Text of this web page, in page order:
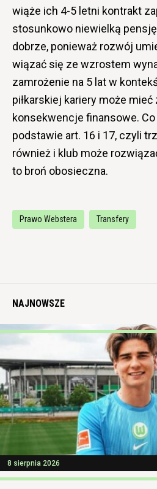
wiąże ich 4-5 letni kontrakt
stosunkowo niewielką
dobrze, ponieważ rozwój
wiązać się ze wzrostem
zamrożenie na 5 lat w
piłkarskiej kariery może
konsekwencje finansowe.
podstawie art. 16 i 17, czyli
również i klub może
to broń obosieczna.
Prawo Webstera Transfery
NAJNOWSZE
8 sierpnia 2026